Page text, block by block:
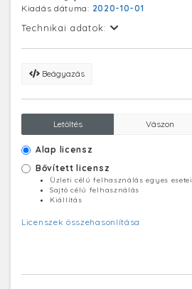
Kiadás dátuma: 2020-10-01
Technikai adatok:
Beágyazás
Letöltés Vászon
Alap licensz
Bővített licensz
Üzleti célú felhasználás egyes esetei
Sajtó célú felhasználás
Kiállítás
Licenszek összehasonlítása